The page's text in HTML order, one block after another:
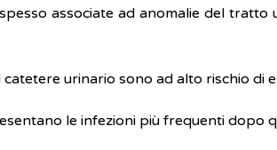
associate ad anomalie del
urinario sono ad alto rischio di
le infezioni più frequenti dopo